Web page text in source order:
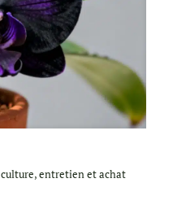
entretien et achat